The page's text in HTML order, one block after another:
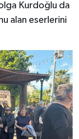
Kurdoğlu da
alan eserlerini